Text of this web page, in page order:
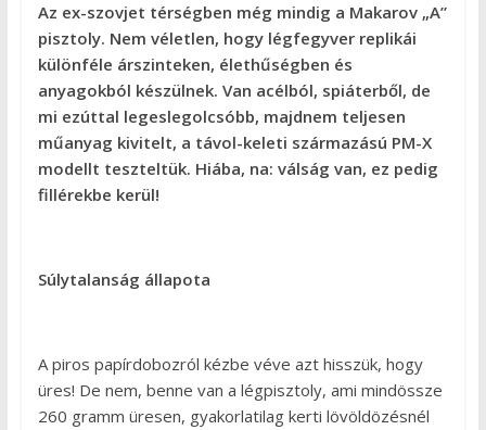
Az ex-szovjet térségben még mindig a Makarov „A”
pisztoly. Nem véletlen, hogy légfegyver replikái
különféle árszinteken, élethűségben és
anyagokból készülnek. Van acélból, spiáterből, de
mi ezúttal legeslegolcsóbb, majdnem teljesen
műanyag kivitelt, a távol-keleti származású PM-X
modellt teszteltük. Hiába, na: válság van, ez pedig
fillérekbe kerül!
Súlytalanság állapota
A piros papírdobozról kézbe véve azt hisszük, hogy
üres! De nem, benne van a légpisztoly, ami mindössze
260 gramm üresen, gyakorlatilag kerti lövöldözésnél